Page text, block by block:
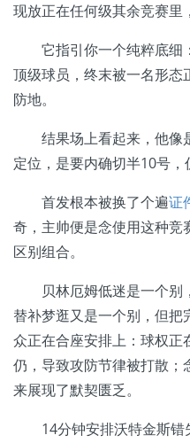
现放正在任何级其余竞赛里
它指引你一个纯粹底细
顶级球员，终末被一名形态
防地。
结果场上看起来，他像
定位，是要内确切半10号，
首发根本被换了个遍证
奇，主帅便是念使用这种
区别组合。
贝林厄姆低迷是一个别
替补梦逛又是一个别，但
众正在合座安排上：球权正
仍，导致攻防节律被打散；
来展现了默契匮乏。
14分钟安排沃特金斯错